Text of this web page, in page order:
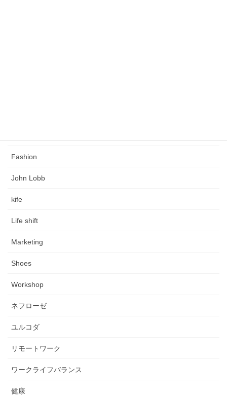
Fashion
John Lobb
kife
Life shift
Marketing
Shoes
Workshop
ネフローゼ
ユルコダ
リモートワーク
ワークライフバランス
健康